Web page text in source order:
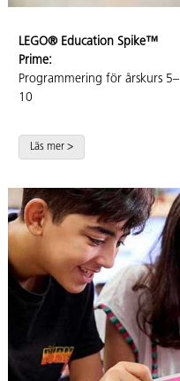
LEGO® Education Spike™
Prime:
Programmering för årskurs 5–
10
Läs mer >